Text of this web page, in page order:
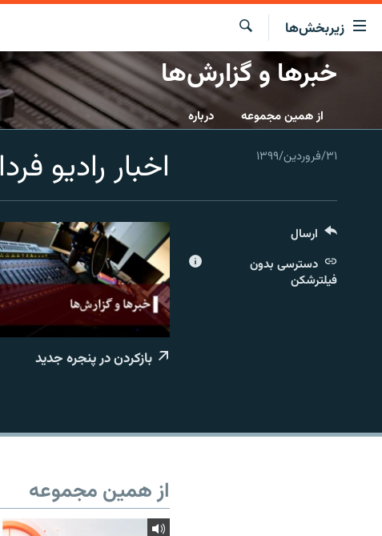
لینک‌های
قابلیت
دسترسی
زیربخش‌ها
صفحه اصلی
جهان
فرکانس‌ها
گزارش‌های تصویری
گزارش‌های ویدئویی
جستجو
خبرها و گزارش‌ها
از همین مجموعه درباره
اخبار رادیو ۳۱/فروردین/۱۳۹۹
بازکردن در پنجره جدید
ارسال
دسترسی بدون
فیلترشکن
از همین مجموعه